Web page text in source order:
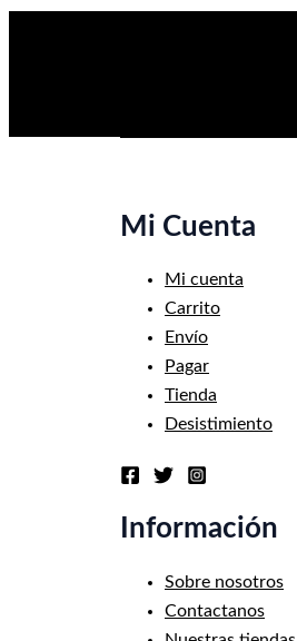
Mi Cuenta
Mi cuenta
Carrito
Envío
Pagar
Tienda
Desistimiento
Información
Sobre nosotros
Contactanos